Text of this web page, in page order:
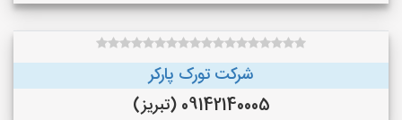
شرکت تورک پارکر
09142140005 (تبریز)